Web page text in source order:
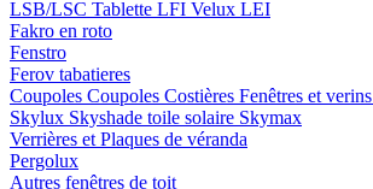
LSB/LSC Tablette LFI Velux LEI
Fakro en roto
Fenstro
Ferov tabatieres
Coupoles Coupoles Costières Fenêtres et verins
Skylux Skyshade toile solaire Skymax
Verrières et Plaques de véranda
Pergolux
Autres fenêtres de toit